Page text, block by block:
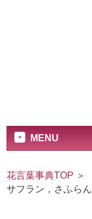
MENU
花言葉事典TOP ＞
サフラン，さふらん